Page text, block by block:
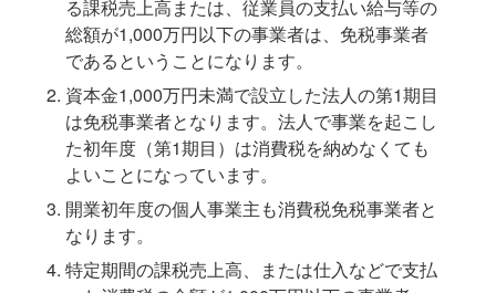
る課税売上高または、従業員の支払い給与等の
総額が1,000万円以下の事業者は、免税事業者
であるということになります。
資本金1,000万円未満で設立した法人の第1期目
は免税事業者となります。法人で事業を起こし
た初年度（第1期目）は消費税を納めなくても
よいことになっています。
開業初年度の個人事業主も消費税免税事業者と
なります。
特定期間の課税売上高、または仕入などで支払